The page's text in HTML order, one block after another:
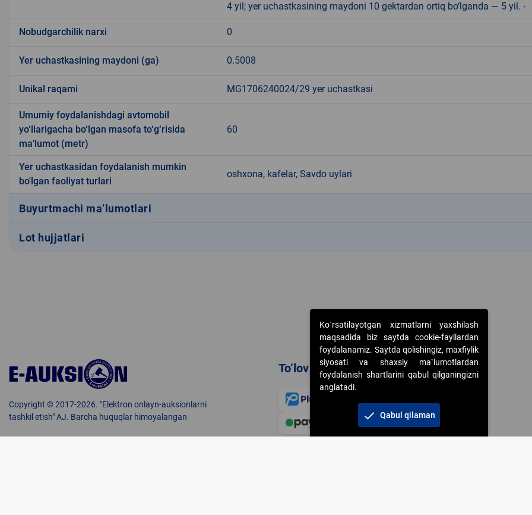
4 yil; yer uchastkasining maydoni 10 gektardan ortiq bo‘lganda — 5 yil. -
Nobudgarchilik narxi 0
Yer uchastkasining maydoni (ga) 0.5008
Unikal raqami MG1706240024/29 yer uchastkasi
Umumiy foydalanishdagi avtomobil
yo‘llarigacha bo‘lgan masofa to‘g‘risida
ma’lumot (metr)
60
Yer uchastkasidan foydalanish mumkin
bo'lgan faoliyat turlari
oshxona, kafelar, Savdo uylari
Buyurtmachi ma’lumotlari
Lot hujjatlari
Copyright © 2017-2026. "Elektron onlayn-auksionlarni
tashkil etish" AJ. Barcha huquqlar himoyalangan
To‘lov usullari
Ko`rsatilayotgan xizmatlarni yaxshilash
maqsadida biz saytda cookie-fayllardan
foydalanamiz. Saytda qolishingiz, maxfiylik
siyosati va shaxsiy ma`lumotlardan
foydalanish shartlarini qabul qilganingizni
anglatadi.
check Qabul qilaman